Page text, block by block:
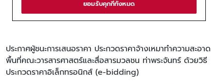
ประกาศผู้ชนะการเสนอราคา ประกวดราคาจ้างเหมาทำความสะอาด
พื้นที่คณะวารสารศาสตร์และสื่อสารมวลชน ท่าพระจันทร์ ด้วยวิธี
ประกวดราคาอิเล็กทรอนิกส์ (e-bidding)